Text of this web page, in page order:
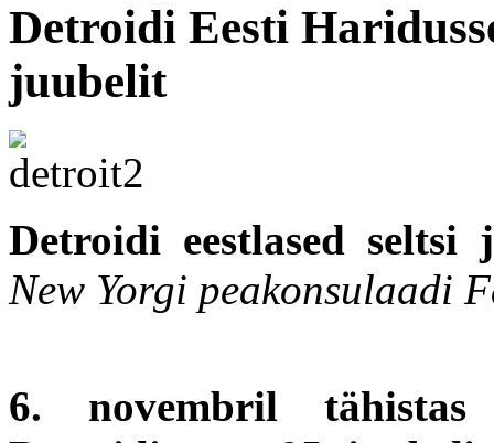
Detroidi Eesti
juubelit
Detroidi eestlased seltsi
New Yorgi peakonsulaadi
6. novembril tähistas